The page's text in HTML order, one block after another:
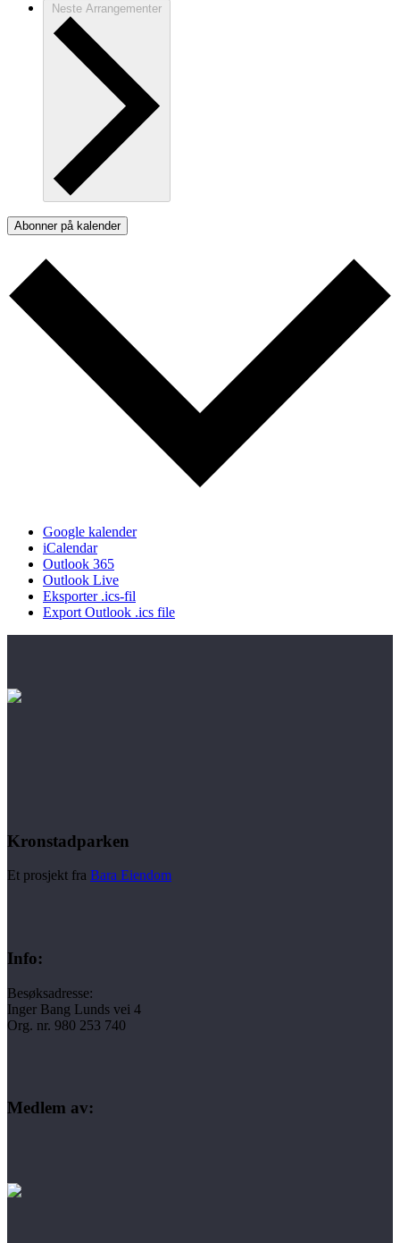
Neste Arrangementer
Abonner på kalender
Google kalender
iCalendar
Outlook 365
Outlook Live
Eksporter .ics-fil
Export Outlook .ics file
Kronstadparken
Et prosjekt fra Bara Eiendom
Info:
Besøksadresse:
Inger Bang Lunds vei 4
Org. nr. 980 253 740
Medlem av: